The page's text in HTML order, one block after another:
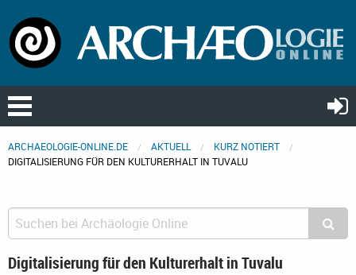
ARCHAEOLOGIE-ONLINE.DE AKTUELL
KURZ NOTIERT
DIGITALISIERUNG FÜR DEN KULTURERHALT IN TUVALU
Digitalisierung für den Kulturerhalt in Tuvalu